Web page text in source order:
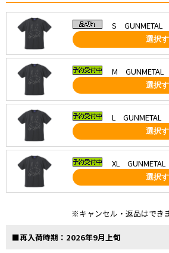
S GUNMETAL
選択
M GUNMETAL
選択
L GUNMETAL
選択
XL GUNMETAL
選択
※キャンセル・返品はでき
■再入荷時期：2026年9月上旬